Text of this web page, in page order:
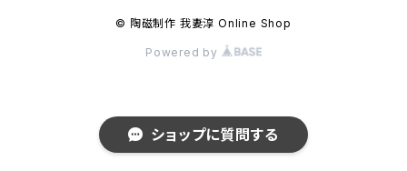
© 陶磁制作 我妻淳 Online Shop
Powered by
ショップに質問する